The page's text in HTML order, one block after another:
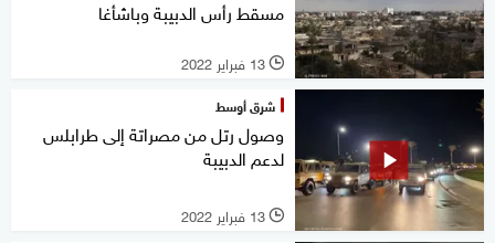
مسقط رأس الدبيبة وباشأغا
l 13 فبراير 2022
شرق أوسط
وصول رتل من مصراتة إلى طرابلس
لدعم الدبيبة
l 13 فبراير 2022